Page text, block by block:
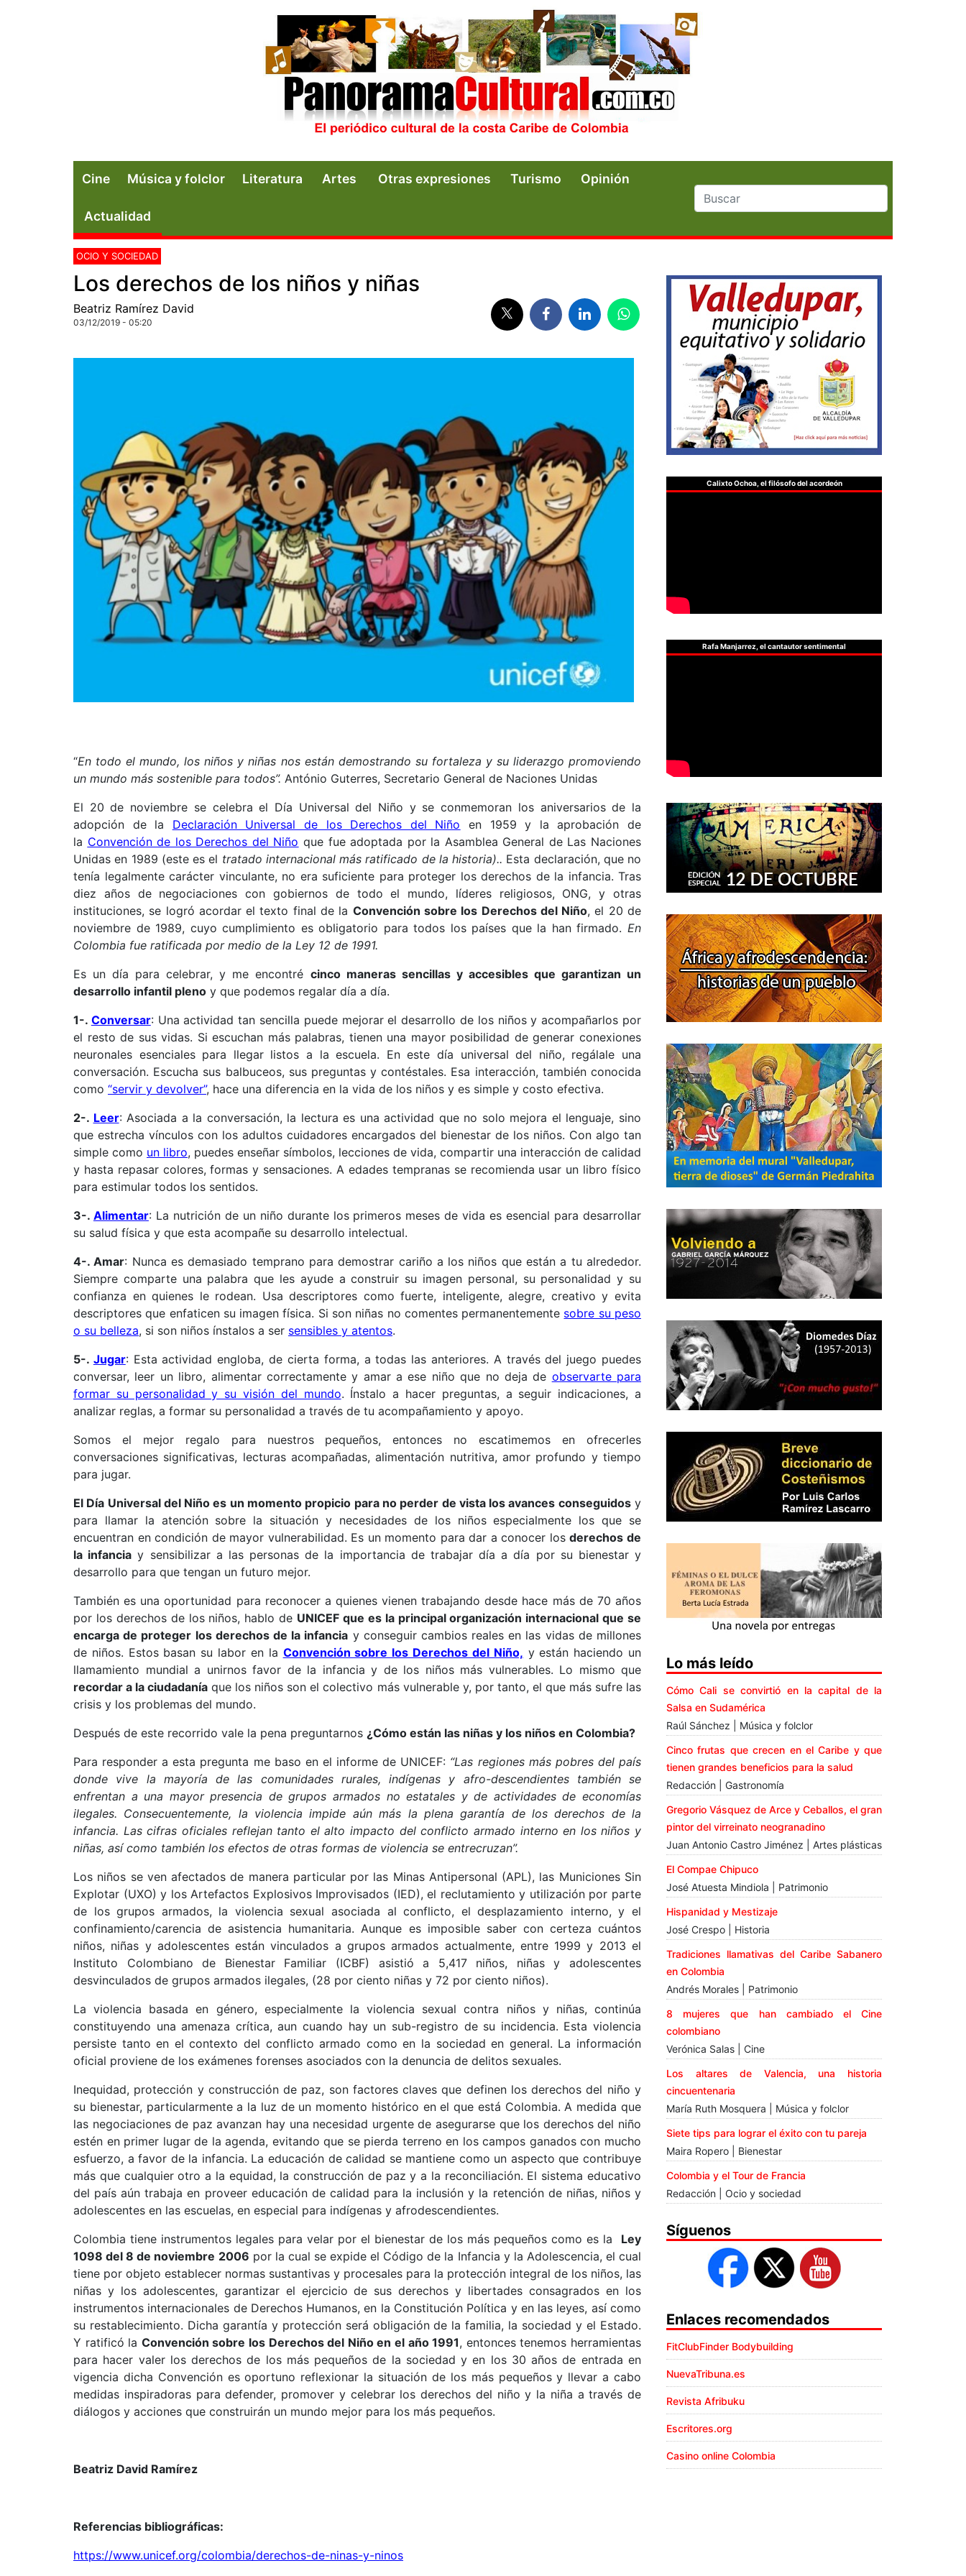
Cine Música y folclor Literatura Artes Otras expresiones Turismo Opinión
Actualidad
OCIO Y SOCIEDAD
Los derechos de los niños y niñas
Beatriz Ramírez David
03/12/2019 - 05:20
“En todo el mundo, los niños y niñas nos están demostrando su fortaleza y su liderazgo promoviendo
un mundo más sostenible para todos”. António Guterres, Secretario General de Naciones Unidas
El 20 de noviembre se celebra el Día Universal del Niño y se conmemoran los aniversarios de la
adopción de la Declaración Universal de los Derechos del Niño en 1959 y la aprobación de
la Convención de los Derechos del Niño que fue adoptada por la Asamblea General de Las Naciones
Unidas en 1989 (este es el tratado internacional más ratificado de la historia).. Esta declaración, que no
tenía legalmente carácter vinculante, no era suficiente para proteger los derechos de la infancia. Tras
diez años de negociaciones con gobiernos de todo el mundo, líderes religiosos, ONG, y otras
instituciones, se logró acordar el texto final de la Convención sobre los Derechos del Niño, el 20 de
noviembre de 1989, cuyo cumplimiento es obligatorio para todos los países que la han firmado. En
Colombia fue ratificada por medio de la Ley 12 de 1991.
Es un día para celebrar, y me encontré cinco maneras sencillas y accesibles que garantizan un
desarrollo infantil pleno y que podemos regalar día a día.
1-. Conversar: Una actividad tan sencilla puede mejorar el desarrollo de los niños y acompañarlos por
el resto de sus vidas. Si escuchan más palabras, tienen una mayor posibilidad de generar conexiones
neuronales esenciales para llegar listos a la escuela. En este día universal del niño, regálale una
conversación. Escucha sus balbuceos, sus preguntas y contéstales. Esa interacción, también conocida
como “servir y devolver”, hace una diferencia en la vida de los niños y es simple y costo efectiva.
2-. Leer: Asociada a la conversación, la lectura es una actividad que no solo mejora el lenguaje, sino
que estrecha vínculos con los adultos cuidadores encargados del bienestar de los niños. Con algo tan
simple como un libro, puedes enseñar símbolos, lecciones de vida, compartir una interacción de calidad
y hasta repasar colores, formas y sensaciones. A edades tempranas se recomienda usar un libro físico
para estimular todos los sentidos.
3-. Alimentar: La nutrición de un niño durante los primeros meses de vida es esencial para desarrollar
su salud física y que esta acompañe su desarrollo intelectual.
4-. Amar: Nunca es demasiado temprano para demostrar cariño a los niños que están a tu alrededor.
Siempre comparte una palabra que les ayude a construir su imagen personal, su personalidad y su
confianza en quienes le rodean. Usa descriptores como fuerte, inteligente, alegre, creativo y evita
descriptores que enfaticen su imagen física. Si son niñas no comentes permanentemente sobre su peso
o su belleza, si son niños ínstalos a ser sensibles y atentos.
5-. Jugar: Esta actividad engloba, de cierta forma, a todas las anteriores. A través del juego puedes
conversar, leer un libro, alimentar correctamente y amar a ese niño que no deja de observarte para
formar su personalidad y su visión del mundo. Ínstalo a hacer preguntas, a seguir indicaciones, a
analizar reglas, a formar su personalidad a través de tu acompañamiento y apoyo.
Somos el mejor regalo para nuestros pequeños, entonces no escatimemos en ofrecerles
conversaciones significativas, lecturas acompañadas, alimentación nutritiva, amor profundo y tiempo
para jugar.
El Día Universal del Niño es un momento propicio para no perder de vista los avances conseguidosy
para llamar la atención sobre la situación y necesidades de los niños especialmente los que se
encuentran en condición de mayor vulnerabilidad. Es un momento para dar a conocer losderechos de
la infancia y sensibilizar a las personas de la importancia de trabajar día a día por su bienestar y
desarrollo para que tengan un futuro mejor.
También es una oportunidad para reconocer a quienes vienen trabajando desde hace más de 70 años
por los derechos de los niños, hablo de UNICEF que es la principal organización internacional que se
encarga de proteger los derechos de la infancia y conseguir cambios reales en las vidas de millones
de niños. Estos basan su labor en la Convención sobre los Derechos del Niño, y están haciendo un
llamamiento mundial a unirnos favor de la infancia y de los niños más vulnerables. Lo mismo que
recordar a la ciudadanía que los niños son el colectivo más vulnerable y, por tanto, el que más sufre las
crisis y los problemas del mundo.
Después de este recorrido vale la pena preguntarnos ¿Cómo están las niñas y los niños en Colombia?
Para responder a esta pregunta me baso en el informe de UNICEF: “Las regiones más pobres del país
donde vive la mayoría de las comunidades rurales, indígenas y afro-descendientes también se
enfrentan a una mayor presencia de grupos armados no estatales y de actividades de economías
ilegales. Consecuentemente, la violencia impide aún más la plena garantía de los derechos de la
infancia. Las cifras oficiales reflejan tanto el alto impacto del conflicto armado interno en los niños y
niñas, así como también los efectos de otras formas de violencia se entrecruzan”.
Los niños se ven afectados de manera particular por las Minas Antipersonal (APL), las Municiones Sin
Explotar (UXO) y los Artefactos Explosivos Improvisados (IED), el reclutamiento y utilización por parte
de los grupos armados, la violencia sexual asociada al conflicto, el desplazamiento interno, y el
confinamiento/carencia de asistencia humanitaria. Aunque es imposible saber con certeza cuántos
niños, niñas y adolescentes están vinculados a grupos armados actualmente, entre 1999 y 2013 el
Instituto Colombiano de Bienestar Familiar (ICBF) asistió a 5,417 niños, niñas y adolescentes
desvinculados de grupos armados ilegales, (28 por ciento niñas y 72 por ciento niños).
La violencia basada en género, especialmente la violencia sexual contra niños y niñas, continúa
constituyendo una amenaza crítica, aun cuando hay un sub-registro de su incidencia. Esta violencia
persiste tanto en el contexto del conflicto armado como en la sociedad en general. La información
oficial proviene de los exámenes forenses asociados con la denuncia de delitos sexuales.
Inequidad, protección y construcción de paz, son factores claves que definen los derechos del niño y
su bienestar, particularmente a la luz de un momento histórico en el que está Colombia. A medida que
las negociaciones de paz avanzan hay una necesidad urgente de asegurarse que los derechos del niño
estén en primer lugar de la agenda, evitando que se pierda terreno en los campos ganados con mucho
esfuerzo, a favor de la infancia. La educación de calidad se mantiene como un aspecto que contribuye
más que cualquier otro a la equidad, la construcción de paz y a la reconciliación. El sistema educativo
del país aún trabaja en proveer educación de calidad para la inclusión y la retención de niñas, niños y
adolescentes en las escuelas, en especial para indígenas y afrodescendientes.
Colombia tiene instrumentos legales para velar por el bienestar de los más pequeños como es la
Ley
1098 del 8 de noviembre 2006 por la cual se expide el Código de la Infancia y la Adolescencia, el cual
tiene por objeto establecer normas sustantivas y procesales para la protección integral de los niños, las
niñas y los adolescentes, garantizar el ejercicio de sus derechos y libertades consagrados en los
instrumentos internacionales de Derechos Humanos, en la Constitución Política y en las leyes, así como
su restablecimiento. Dicha garantía y protección será obligación de la familia, la sociedad y el Estado.
Y ratificó la Convención sobre los Derechos del Niño en el año 1991, entonces tenemos herramientas
para hacer valer los derechos de los más pequeños de la sociedad y en los 30 años de entrada en
vigencia dicha Convención es oportuno reflexionar la situación de los más pequeños y llevar a cabo
medidas inspiradoras para defender, promover y celebrar los derechos del niño y la niña a través de
diálogos y acciones que construirán un mundo mejor para los más pequeños.
Beatriz David Ramírez
Referencias bibliográficas:
https://www.unicef.org/colombia/derechos-de-ninas-y-ninos
Calixto Ochoa, el filósofo del acordeón
Rafa Manjarrez, el cantautor sentimental
Lo más leído
Cómo Cali se convirtió en la capital de la
Salsa en Sudamérica
Raúl Sánchez | Música y folclor
Cinco frutas que crecen en el Caribe y que
tienen grandes beneficios para la salud
Redacción | Gastronomía
Gregorio Vásquez de Arce y Ceballos, el gran
pintor del virreinato neogranadino
Juan Antonio Castro Jiménez | Artes plásticas
El Compae Chipuco
José Atuesta Mindiola | Patrimonio
Hispanidad y Mestizaje
José Crespo | Historia
Tradiciones llamativas del Caribe Sabanero
en Colombia
Andrés Morales | Patrimonio
8 mujeres que han cambiado el Cine
colombiano
Verónica Salas | Cine
Los altares de Valencia, una historia
cincuentenaria
María Ruth Mosquera | Música y folclor
Siete tips para lograr el éxito con tu pareja
Maira Ropero | Bienestar
Colombia y el Tour de Francia
Redacción | Ocio y sociedad
Síguenos
Enlaces recomendados
FitClubFinder Bodybuilding
NuevaTribuna.es
Revista Afribuku
Escritores.org
Casino online Colombia